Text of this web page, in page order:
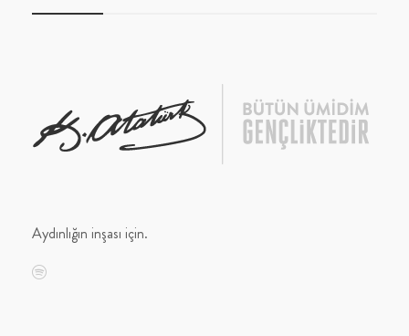
Aydınlığın inşası için.